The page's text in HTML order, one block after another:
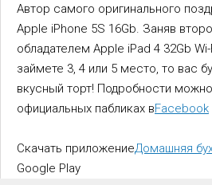
Автор самого оригинального
Apple iPhone 5S 16Gb. Заняв
обладателем Apple iPad 4 32Gb
займете 3, 4 или 5 место, то вас
вкусный торт! Подробности
официальных пабликах вFacebook
Скачать приложениеДомашняя
Google Play